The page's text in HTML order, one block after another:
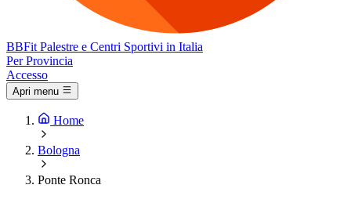
BBFit Palestre e Centri Sportivi in Italia
Per Provincia
Accesso
Apri menu
Home
Bologna
Ponte Ronca